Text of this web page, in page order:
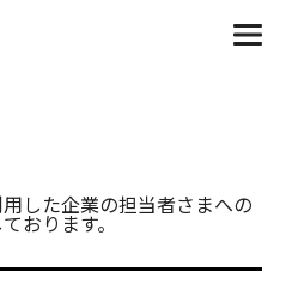
した企業の担当者さまへの
おります。